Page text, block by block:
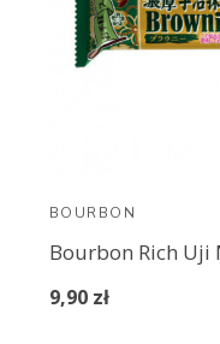
BOURBON
9,90 zł